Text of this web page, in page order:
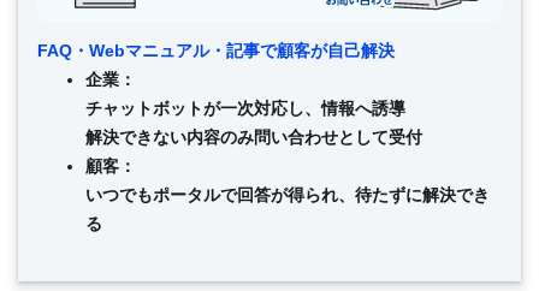
FAQ・Webマニュアル・記事で顧客が自己解決
企業：
チャットボットが一次対応し、情報へ誘導
解決できない内容のみ問い合わせとして受付
顧客：
いつでもポータルで回答が得られ、待たずに解決でき
る